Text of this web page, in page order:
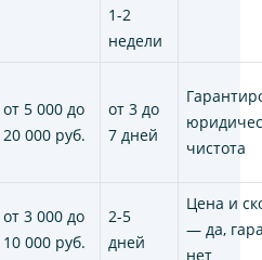
1-2
недели
от 5 000 до
20 000 руб.
от 3 до
7 дней
чистота
от 3 000 до
10 000 руб.
2-5
дней
Цена и
— да,
нет